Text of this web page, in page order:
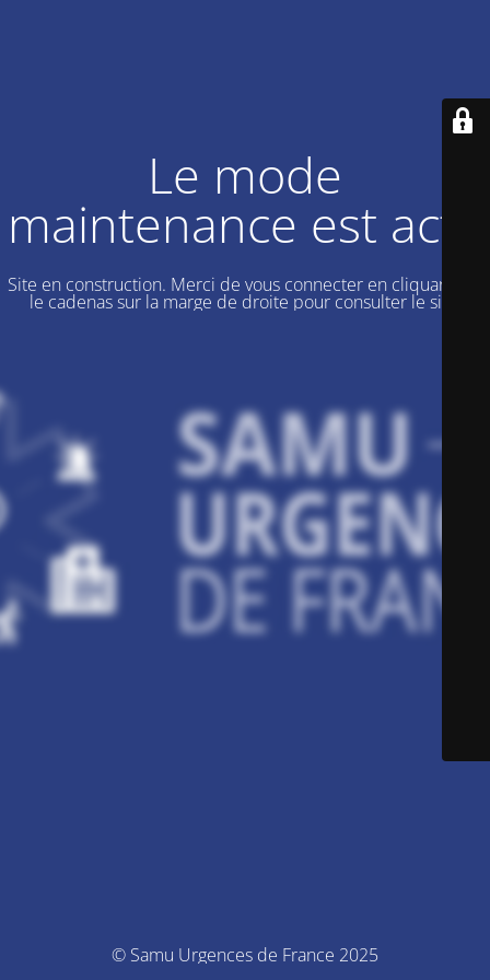
Le mode
maintenance est actif
Site en construction. Merci de vous connecter en cliquant sur
le cadenas sur la marge de droite pour consulter le site.
© Samu Urgences de France 2025